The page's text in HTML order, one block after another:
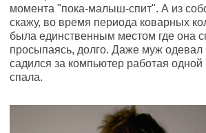
момента "пока-малыш-спит". А из
скажу, во время периода коварных
была единственным местом где она
просыпаясь, долго. Даже муж одевал
садился за компьютер работая одной
спала.